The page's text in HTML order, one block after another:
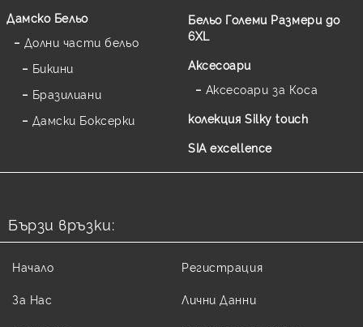
Дамско Бельо
Долни части бельо
Бикини
Бразилиани
Дамски Боксерки
Бельо Големи Размери до
6XL
Аксесоари
Аксесоари за Коса
колекция Silky touch
SIA excellence
Бързи връзки:
Начало
За Нас
Регистрация
Лични Данни